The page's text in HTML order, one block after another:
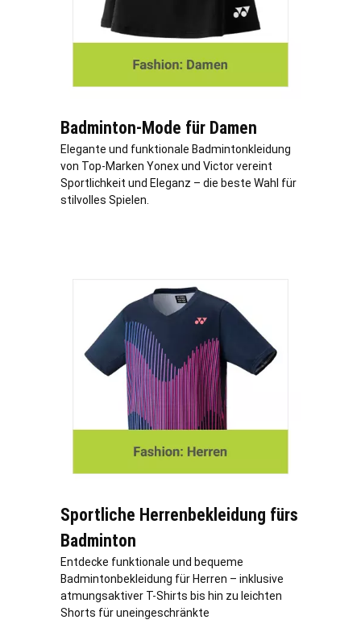
Badminton-Mode für Damen
Elegante und funktionale Badmintonkleidung
von Top-Marken Yonex und Victor vereint
Sportlichkeit und Eleganz – die beste Wahl für
stilvolles Spielen.
Sportliche Herrenbekleidung fürs
Badminton
Entdecke funktionale und bequeme
Badmintonbekleidung für Herren – inklusive
atmungsaktiver T-Shirts bis hin zu leichten
Shorts für uneingeschränkte